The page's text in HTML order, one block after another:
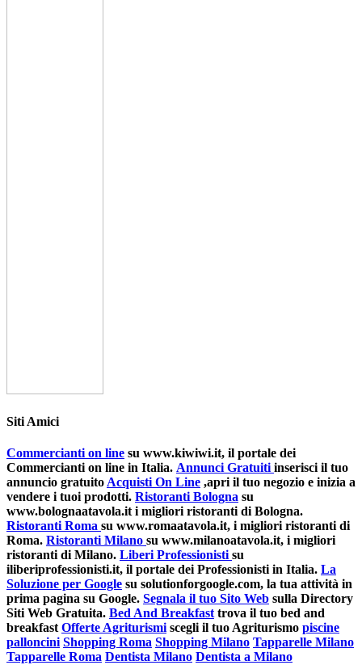
Siti Amici
Commercianti on line su www.kiwiwi.it, il portale dei
Commercianti on line in Italia. Annunci Gratuitiinserisci il tuo
annuncio gratuitoAcquisti On Line ,apri il tuo negozio e inizia a
vendere i tuoi prodotti. Ristoranti Bologna su
www.bolognaatavola.it i migliori ristoranti di Bologna.
Ristoranti Roma su www.romaatavola.it, i migliori ristoranti di
Roma. Ristoranti Milano su www.milanoatavola.it, i migliori
ristoranti di Milano. Liberi Professionistisu
iliberiprofessionisti.it, il portale dei Professionisti in Italia. La
Soluzione per Google su solutionforgoogle.com, la tua attività in
prima pagina su Google. Segnala il tuo Sito Web sulla Directory
Siti Web Gratuita. Bed And Breakfasttrova il tuo bed and
breakfastOfferte Agriturismiscegli il tuo Agriturismo piscine
palloncini Shopping Roma Shopping Milano Tapparelle Milano
Tapparelle Roma Dentista Milano Dentista a Milano